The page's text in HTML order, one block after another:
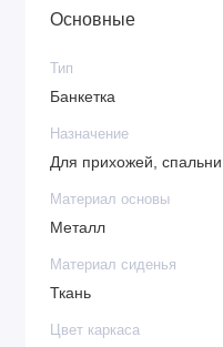
Основные
Тип
Банкетка
Назначение
Для прихожей, спальни
Материал основы
Металл
Материал сиденья
Ткань
Цвет каркаса